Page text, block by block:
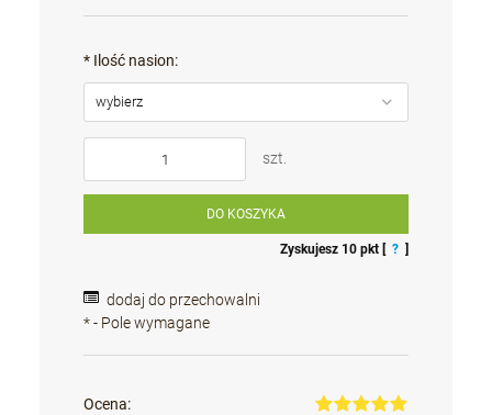
* Ilość nasion:
szt.
DO KOSZYKA
Zyskujesz 10pkt [ ? ]
dodaj do przechowalni
*- Pole wymagane
Ocena: